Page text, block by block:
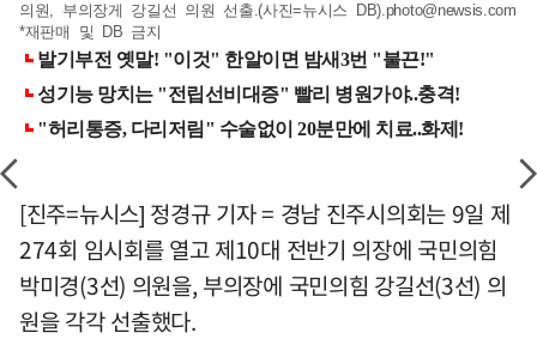
의원, 부의장게 강길선 의원 선출.(사진=뉴시스 DB).photo@newsis.com
*재판매 및 DB 금지
[진주=뉴시스] 정경규 기자 = 경남 진주시의회는 9일 제
274회 임시회를 열고 제10대 전반기 의장에 국민의힘
박미경(3선) 의원을, 부의장에 국민의힘 강길선(3선) 의
원을 각각 선출했다.